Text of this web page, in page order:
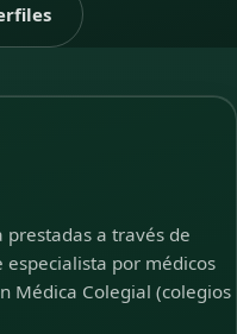
prestadas a través de
por médicos
Médica Colegial (colegios